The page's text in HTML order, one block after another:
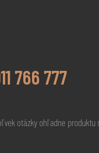
766 777
otázky ohľadne